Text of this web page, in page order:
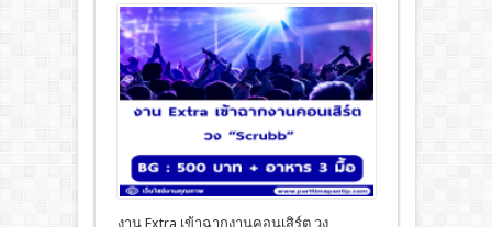
งาน Extra เข้าฉากงานคอนเสิร์ต วง